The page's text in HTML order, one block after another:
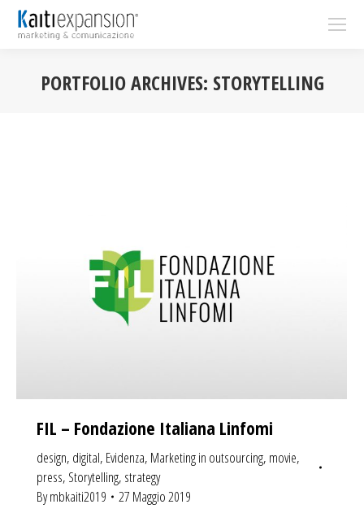
PORTFOLIO ARCHIVES: STORYTELLING
FIL – Fondazione Italiana Linfomi
design, digital, Evidenza, Marketing in outsourcing, movie,
press, Storytelling, strategy
Bymbkaiti2019 27 Maggio 2019